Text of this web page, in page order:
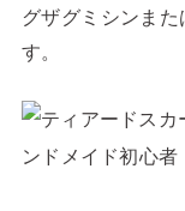
グザグミシンま
す。